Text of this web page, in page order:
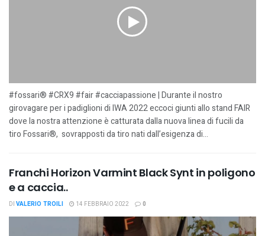
#fossari® #CRX9 #fair #cacciapassione | Durante il nostro
girovagare per i padiglioni di IWA 2022 eccoci giunti allo stand FAIR
dove la nostra attenzione è catturata dalla nuova linea di fucili da
tiro Fossari®, sovrapposti da tiro nati dall’esigenza di...
Franchi Horizon Varmint Black Synt in poligono
e a caccia..
DI VALERIO TROILI 14 FEBBRAIO 2022 0